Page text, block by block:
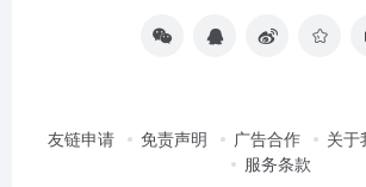
友链申请 免责声明 广告合作 关于
服务条款